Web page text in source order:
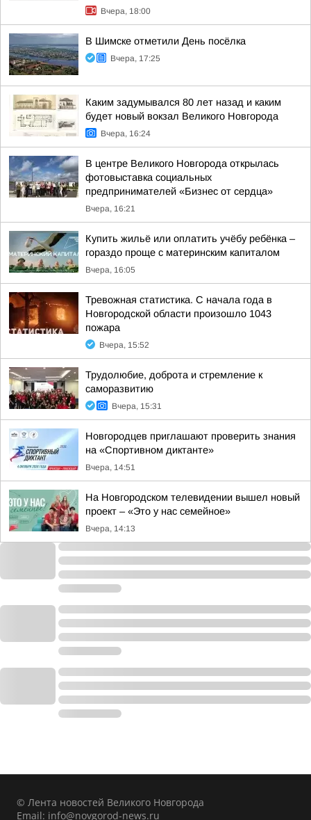
Вчера, 18:00
В Шимске отметили День посёлка
Вчера, 17:25
Каким задумывался 80 лет назад и каким
будет новый вокзал Великого Новгорода
Вчера, 16:24
В центре Великого Новгорода открылась
фотовыставка социальных
предпринимателей «Бизнес от сердца»
Вчера, 16:21
Купить жильё или оплатить учёбу ребёнка –
гораздо проще с материнским капиталом
Вчера, 16:05
Тревожная статистика. С начала года в
Новгородской области произошло 1043
пожара
Вчера, 15:52
Трудолюбие, доброта и стремление к
саморазвитию
Вчера, 15:31
Новгородцев приглашают проверить знания
на «Спортивном диктанте»
Вчера, 14:51
На Новгородском телевидении вышел новый
проект – «Это у нас семейное»
Вчера, 14:13
© Лента новостей Великого Новгорода
Email: info@novgorod-news.ru